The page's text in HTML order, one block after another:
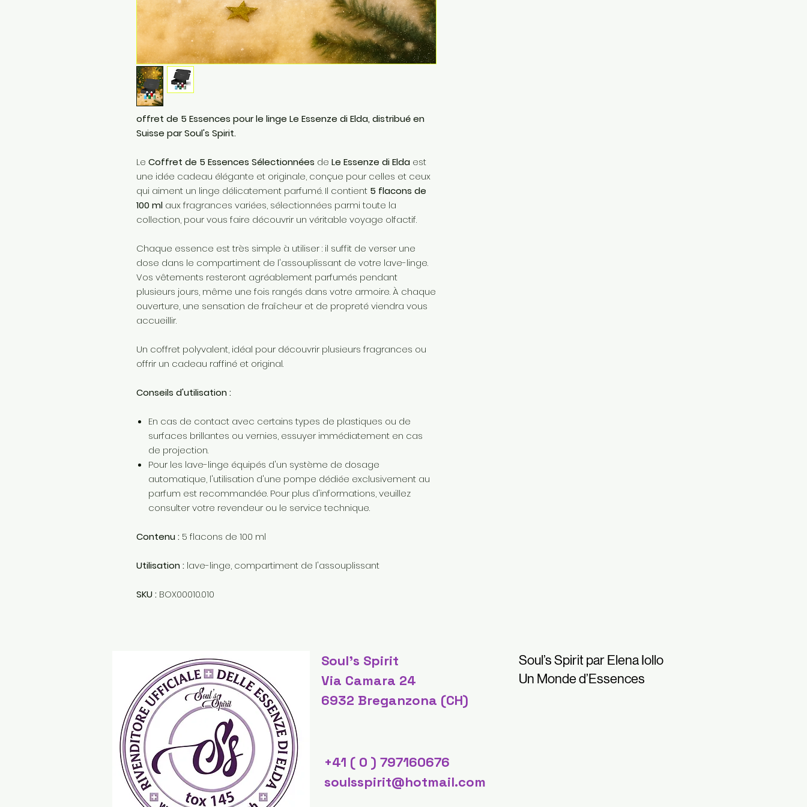
offret de 5 Essences pour le linge Le Essenze di Elda, distribué en
Suisse par Soul's Spirit.
Le Coffret de 5 Essences Sélectionnées de Le Essenze di Elda est
une idée cadeau élégante et originale, conçue pour celles et ceux
qui aiment un linge délicatement parfumé. Il contient 5 flacons de
100 ml aux fragrances variées, sélectionnées parmi toute la
collection, pour vous faire découvrir un véritable voyage olfactif.
Chaque essence est très simple à utiliser : il suffit de verser une
dose dans le compartiment de l'assouplissant de votre lave-linge.
Vos vêtements resteront agréablement parfumés pendant
plusieurs jours, même une fois rangés dans votre armoire. À chaque
ouverture, une sensation de fraîcheur et de propreté viendra vous
accueillir.
Un coffret polyvalent, idéal pour découvrir plusieurs fragrances ou
offrir un cadeau raffiné et original.
Conseils d'utilisation :
En cas de contact avec certains types de plastiques ou de
surfaces brillantes ou vernies, essuyer immédiatement en cas
de projection.
Pour les lave-linge équipés d'un système de dosage
automatique, l'utilisation d'une pompe dédiée exclusivement au
parfum est recommandée. Pour plus d'informations, veuillez
consulter votre revendeur ou le service technique.
Contenu : 5 flacons de 100 ml
Utilisation : lave-linge, compartiment de l'assouplissant
SKU : BOX00010.010
Soul's Spirit
Via Camara 24
6932 Breganzona (CH)
Soul’s Spirit par Elena Iollo
Un Monde d’Essences
+41 ( 0 ) 797160676
soulsspirit@hotmail.com